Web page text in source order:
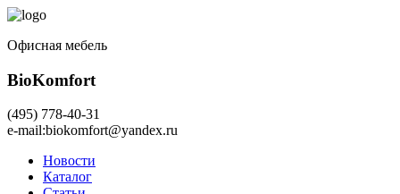
Офисная мебель
BioKomfort
(495) 778-40-31
e-mail:biokomfort@yandex.ru
Новости
Каталог